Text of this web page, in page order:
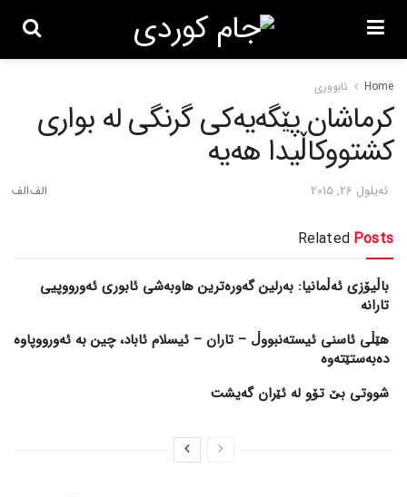
Home ئابووری
کرماشان پێگه‌یه‌کی گرنگی له‌ بواری
کشتووکاڵیدا هه‌یه‌
ئه‌یلول 26, 2015
Related Posts
باڵیۆزی ئەڵمانیا: بەرلین گەورەترین هاوبەشی ئابوری ئەورووپیی
تارانە
هێڵی ئاسنی ئیستەنبووڵ – تاران – ئیسلام ئاباد، چین بە ئەورووپاوە
دەبەستێتەوە
شووتی بێ تۆو لە ئێران گەیشت